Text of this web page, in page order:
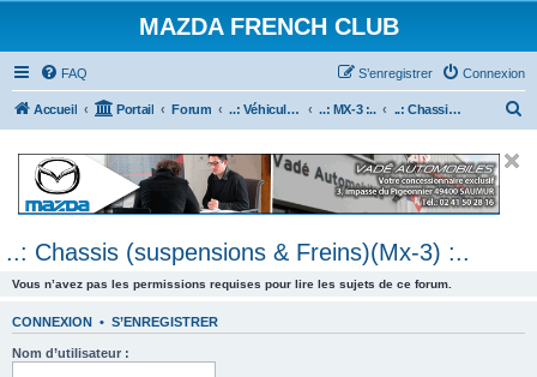
MAZDA FRENCH CLUB
FAQ Connexion
S’enregistrer
Accueil Portail Forum ..: Véhicules Mazda ancien (<2003) :.. ..: MX-3 :.. ..: Chassis (suspensions & Freins)(Mx-3) :..
e
..: Chassis (suspensions & Freins)(Mx-3) :..
Vous n’avez pas les permissions requises pour lire les sujets de ce forum.
CONNEXION • S’ENREGISTRER
Nom d’utilisateur :